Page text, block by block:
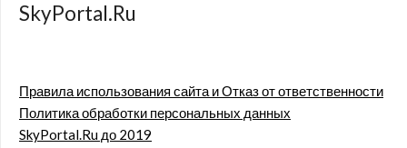
SkyPortal.Ru
Правила использования сайта и Отказ от ответственности
Политика обработки персональных данных
SkyPortal.Ru до 2019